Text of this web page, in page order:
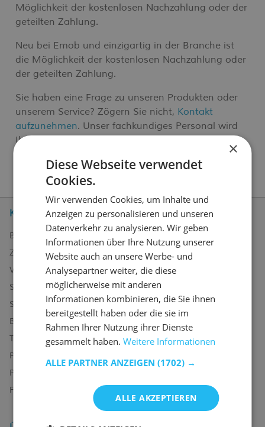
Möglichkeit der kostenlosen Nachzahlung oder der
geteilten Zahlung.
Neu bei Emob und einzigartig in der Branche ist
die Möglichkeit der kostenlosen Nachzahlung oder
der geteilten Zahlung.
Sie haben eine Frage zu unseren Produkten oder
unserem Service? Zögern Sie nicht, Kontakt
aufzunehmen. Unser fachkundiges Personal wird
Ihnen gerne weiterhelfen.
Kundenservice
Bestellen bei Emob
Zahlungsmöglichkeiten
Versand und Lieferung
Service und Garantie
Stornieren oder retournieren
Beschwerde
Tipps zur Montage
Pflegehinweise
Paswort Vergessen?
FAQ
×
Diese Webseite verwendet
Cookies.
Wir verwenden Cookies, um Inhalte und
Anzeigen zu personalisieren und unseren
Datenverkehr zu analysieren. Wir geben
Informationen über Ihre Nutzung unserer
Website auch an unsere Werbe- und
Analysepartner weiter, die diese
möglicherweise mit anderen
Informationen kombinieren, die Sie ihnen
bereitgestellt haben oder die sie im
Rahmen Ihrer Nutzung ihrer Dienste
gesammelt haben.Weitere Informationen
ALLE PARTNER ANZEIGEN(1702) →
ALLE AKZEPTIEREN